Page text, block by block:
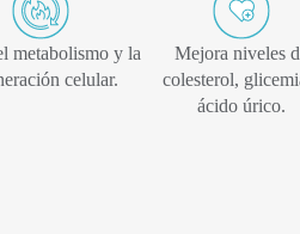
metabolismo y la
celular.
Mejora niveles
colesterol,
ácido úrico.